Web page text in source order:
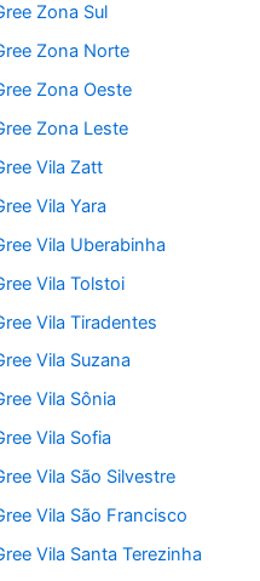
Zona Sul
Zona Norte
Zona Oeste
Zona Leste
Vila Zatt
Vila Yara
Vila Uberabinha
Vila Tolstoi
Vila Tiradentes
Vila Suzana
Vila Sônia
Vila Sofia
Vila São Silvestre
Vila São Francisco
Vila Santa Terezinha